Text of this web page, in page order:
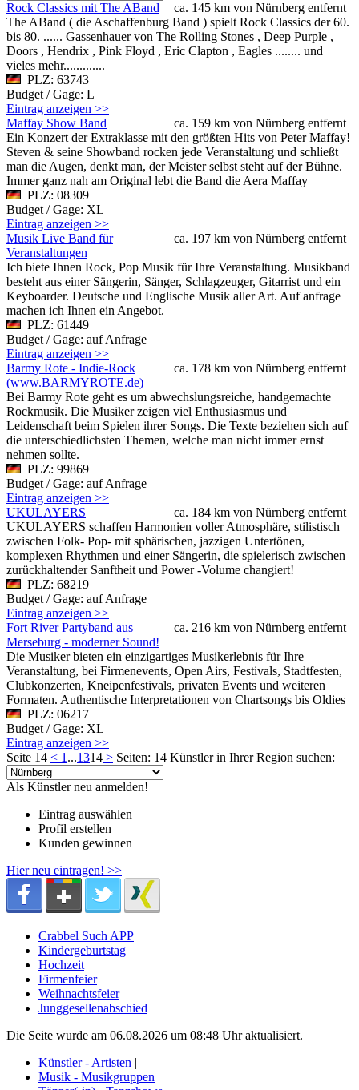
ca. 145 km von Nürnberg entfernt
Rock Classics mit The ABand
The ABand ( die Aschaffenburg Band ) spielt Rock Classics der 60.
bis 80. ...... Gassenhauer von The Rolling Stones , Deep Purple ,
Doors , Hendrix , Pink Floyd , Eric Clapton , Eagles ........ und
vieles mehr.............
PLZ: 63743
Budget / Gage: L
Eintrag anzeigen >>
ca. 159 km von Nürnberg entfernt
Maffay Show Band
Ein Konzert der Extraklasse mit den größten Hits von Peter Maffay!
Steven & seine Showband rocken jede Veranstaltung und schließt
man die Augen, denkt man, der Meister selbst steht auf der Bühne.
Immer ganz nah am Original lebt die Band die Aera Maffay
PLZ: 08309
Budget / Gage: XL
Eintrag anzeigen >>
ca. 197 km von Nürnberg entfernt
Musik Live Band für
Veranstaltungen
Ich biete Ihnen Rock, Pop Musik für Ihre Veranstaltung. Musikband
besteht aus einer Sängerin, Sänger, Schlagzeuger, Gitarrist und ein
Keyboarder. Deutsche und Englische Musik aller Art. Auf anfrage
machen ich Ihnen ein Angebot.
PLZ: 61449
Budget / Gage: auf Anfrage
Eintrag anzeigen >>
ca. 178 km von Nürnberg entfernt
Barmy Rote - Indie-Rock
(www.BARMYROTE.de)
Bei Barmy Rote geht es um abwechslungsreiche, handgemachte
Rockmusik. Die Musiker zeigen viel Enthusiasmus und
Leidenschaft beim Spielen ihrer Songs. Die Texte beziehen sich auf
die unterschiedlichsten Themen, welche man nicht immer ernst
nehmen sollte.
PLZ: 99869
Budget / Gage: auf Anfrage
Eintrag anzeigen >>
ca. 184 km von Nürnberg entfernt
UKULAYERS
UKULAYERS schaffen Harmonien voller Atmosphäre, stilistisch
zwischen Folk- Pop- mit sphärischen, jazzigen Untertönen,
komplexen Rhythmen und einer Sängerin, die spielerisch zwischen
zurückhaltender Sanftheit und Power -Volume changiert!
PLZ: 68219
Budget / Gage: auf Anfrage
Eintrag anzeigen >>
ca. 216 km von Nürnberg entfernt
Fort River Partyband aus
Merseburg - moderner Sound!
Die Musiker bieten ein einzigartiges Musikerlebnis für Ihre
Veranstaltung, bei Firmenevents, Open Airs, Festivals, Stadtfesten,
Clubkonzerten, Kneipenfestivals, privaten Events und weiteren
Formaten. Authentische Interpretationen von Chartsongs bis Oldies
PLZ: 06217
Budget / Gage: XL
Eintrag anzeigen >>
Seite 14 < 1 ...1314 > Seiten: 14 Künstler in Ihrer Region suchen:
Als Künstler neu anmelden!
Eintrag auswählen
Profil erstellen
Kunden gewinnen
Hier neu eintragen! >>
Crabbel Such APP
Kindergeburtstag
Hochzeit
Firmenfeier
Weihnachtsfeier
Junggesellenabschied
Die Seite wurde am 06.08.2026 um 08:48 Uhr aktualisiert.
Künstler - Artisten |
Musik - Musikgruppen |